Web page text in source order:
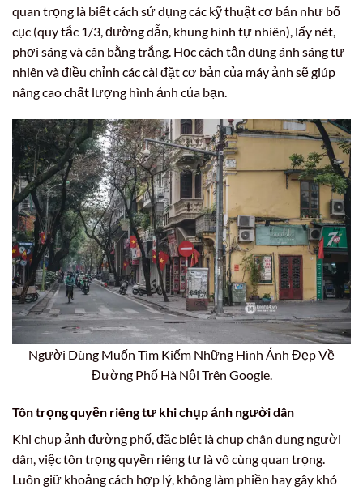
quan trọng là biết cách sử dụng các kỹ thuật cơ bản như bố
cục (quy tắc 1/3, đường dẫn, khung hình tự nhiên), lấy nét,
phơi sáng và cân bằng trắng. Học cách tận dụng ánh sáng tự
nhiên và điều chỉnh các cài đặt cơ bản của máy ảnh sẽ giúp
nâng cao chất lượng hình ảnh của bạn.
Người Dùng Muốn Tìm Kiếm Những Hình Ảnh Đẹp Về
Đường Phố Hà Nội Trên Google.
Tôn trọng quyền riêng tư khi chụp ảnh người dân
Khi chụp ảnh đường phố, đặc biệt là chụp chân dung người
dân, việc tôn trọng quyền riêng tư là vô cùng quan trọng.
Luôn giữ khoảng cách hợp lý, không làm phiền hay gây khó